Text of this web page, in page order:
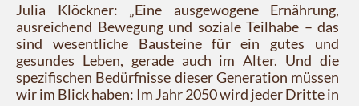
Julia Klöckner: „Eine ausgewogene Ernährung,
ausreichend Bewegung und soziale Teilhabe – das
sind wesentliche Bausteine für ein gutes und
gesundes Leben, gerade auch im Alter. Und die
spezifischen Bedürfnisse dieser Generation müssen
wir im Blick haben: Im Jahr 2050 wird jeder Dritte in